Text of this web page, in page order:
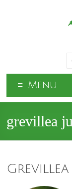
Menu
grevillea
Grevillea